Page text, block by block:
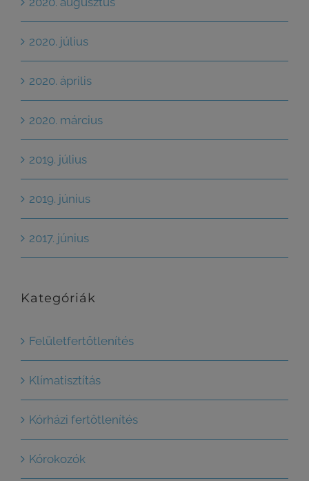
2020. július
2020. április
2020. március
2019. július
2019. június
2017. június
Kategóriák
Felületfertőtlenítés
Klímatisztítás
Kórházi fertőtlenítés
Kórokozók